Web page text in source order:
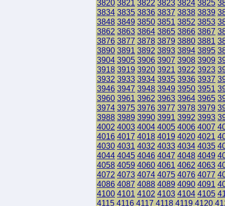
3820 3821 3822 3823 3824 3825
3834 3835 3836 3837 3838 3839
3848 3849 3850 3851 3852 3853
3862 3863 3864 3865 3866 3867
3876 3877 3878 3879 3880 3881
3890 3891 3892 3893 3894 3895
3904 3905 3906 3907 3908 3909
3918 3919 3920 3921 3922 3923
3932 3933 3934 3935 3936 3937
3946 3947 3948 3949 3950 3951
3960 3961 3962 3963 3964 3965
3974 3975 3976 3977 3978 3979
3988 3989 3990 3991 3992 3993
4002 4003 4004 4005 4006 4007
4016 4017 4018 4019 4020 4021
4030 4031 4032 4033 4034 4035
4044 4045 4046 4047 4048 4049
4058 4059 4060 4061 4062 4063
4072 4073 4074 4075 4076 4077
4086 4087 4088 4089 4090 4091
4100 4101 4102 4103 4104 4105
4115 4116 4117 4118 4119 4120